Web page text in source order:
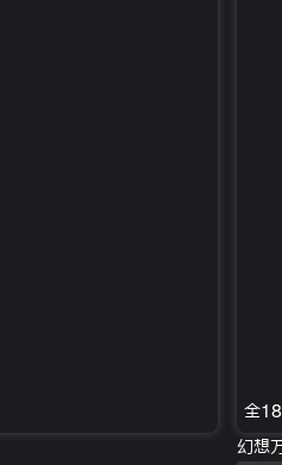
全
幻想